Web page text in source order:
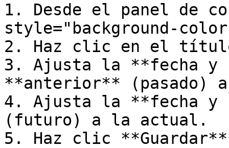
1. Desde el panel de
style="background-
2. Haz clic en el
3. Ajusta la **fecha y
**anterior** (pasado)
4. Ajusta la **fecha y
(futuro) a la actual.
5. Haz clic